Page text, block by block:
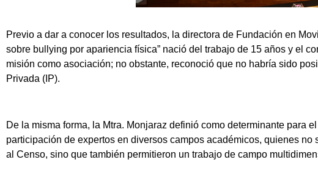
Previo a dar a conocer los resultados, la directora de Fundación en
sobre bullying por apariencia física” nació del trabajo de 15 años y el
misión como asociación; no obstante, reconoció que no habría sido
Privada (IP).
De la misma forma, la Mtra. Monjaraz definió como determinante para
participación de expertos en diversos campos académicos, quienes
al Censo, sino que también permitieron un trabajo de campo